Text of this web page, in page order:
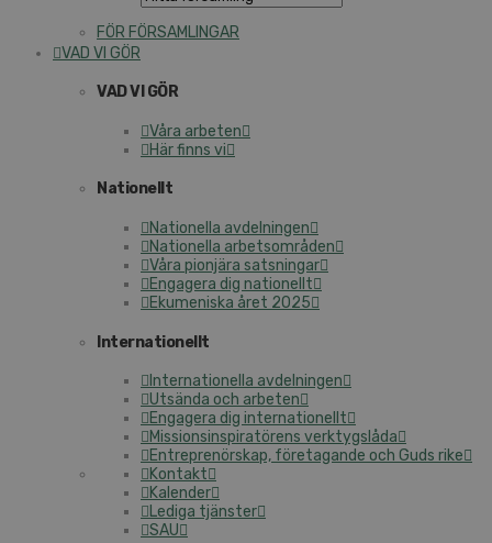
FÖR FÖRSAMLINGAR
VAD VI GÖR
VAD VI GÖR
Våra arbeten
Här finns vi
Nationellt
Nationella avdelningen
Nationella arbetsområden
Våra pionjära satsningar
Engagera dig nationellt
Ekumeniska året 2025
Internationellt
Internationella avdelningen
Utsända och arbeten
Engagera dig internationellt
Missionsinspiratörens verktygslåda
Entreprenörskap, företagande och Guds rike
Kontakt
Kalender
Lediga tjänster
SAU